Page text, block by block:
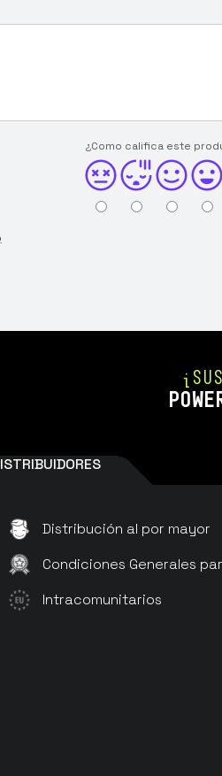
¿Como califica este
Distribución al por mayor
Condiciones Generales
Intracomunitarios